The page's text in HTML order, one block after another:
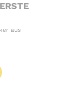
aus